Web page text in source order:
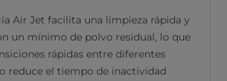
Air Jet facilita una limpieza rápida y
un mínimo de polvo residual, lo que
rápidas entre diferentes
reduce el tiempo de inactividad